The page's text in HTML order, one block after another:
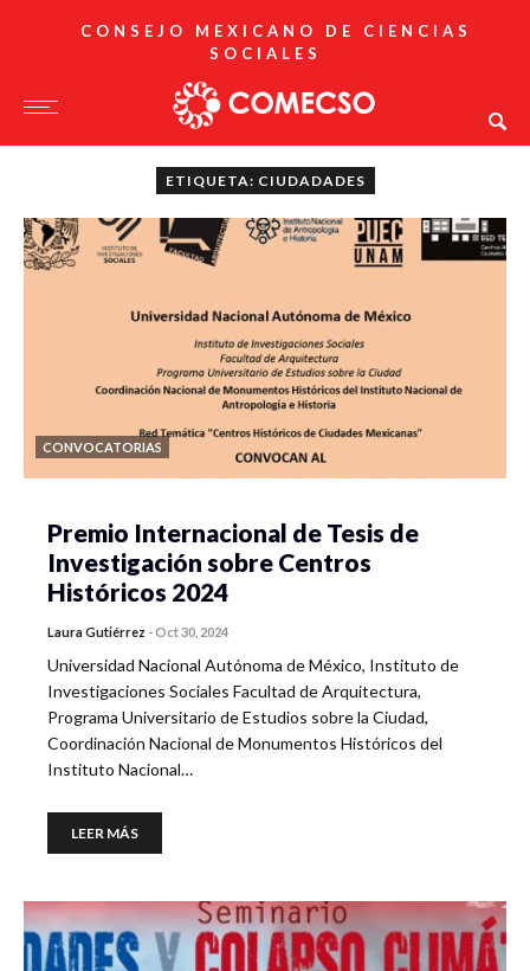
CONSEJO MEXICANO DE CIENCIAS
SOCIALES
ETIQUETA: CIUDADADES
CONVOCATORIAS
Premio Internacional de Tesis de
Investigación sobre Centros
Históricos 2024
Laura Gutiérrez -Oct 30, 2024
Universidad Nacional Autónoma de México, Instituto de
Investigaciones Sociales Facultad de Arquitectura,
Programa Universitario de Estudios sobre la Ciudad,
Coordinación Nacional de Monumentos Históricos del
Instituto Nacional…
LEER MÁS